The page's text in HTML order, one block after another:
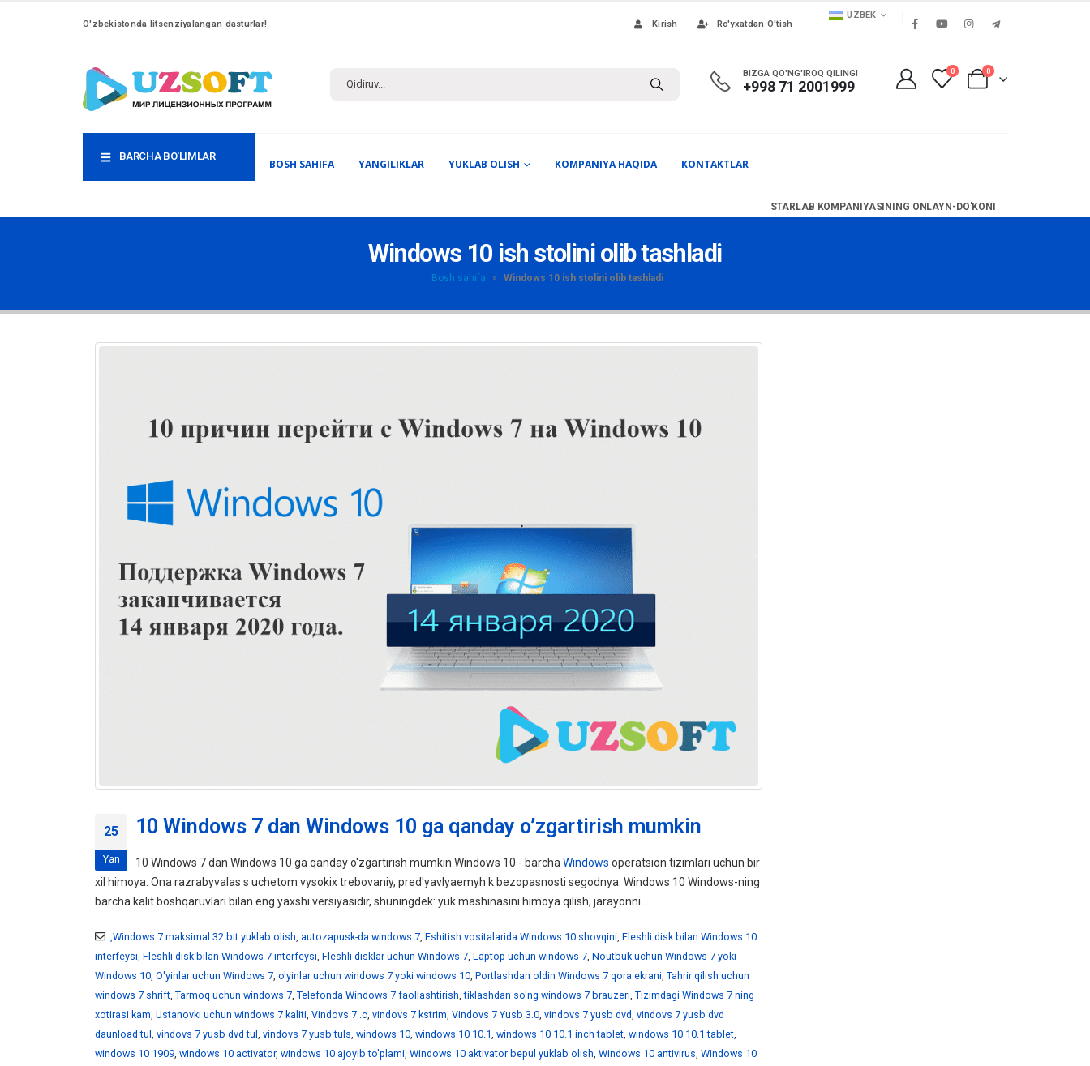
O'zbekistonda litsenziyalangan dasturlar! Kirish Ro'yxatdan O'tish
UZBEK
BIZGA QO'NG'IROQ QILING!
+998 71 2001999
0 0
BARCHA BO'LIMLAR
BOSH SAHIFA YANGILIKLAR YUKLAB OLISH KOMPANIYA HAQIDA KONTAKTLAR
STARLAB KOMPANIYASINING ONLAYN-DO'KONI
Windows 10 ish stolini olib tashladi
Bosh sahifa » Windows 10 ish stolini olib tashladi
25
Yan
10 Windows 7 dan Windows 10 ga qanday o’zgartirish mumkin
10 Windows 7 dan Windows 10 ga qanday o'zgartirish mumkin Windows 10 - barcha Windows operatsion tizimlari uchun bir
xil himoya. Ona razrabyvalas s uchetom vysokix trebovaniy, pred'yavlyaemyh k bezopasnosti segodnya. Windows 10 Windows-ning
barcha kalit boshqaruvlari bilan eng yaxshi versiyasidir, shuningdek: yuk mashinasini himoya qilish, jarayonni...
,Windows 7 maksimal 32 bit yuklab olish, autozapusk-da windows 7, Eshitish vositalarida Windows 10 shovqini, Fleshli disk bilan Windows 10
interfeysi, Fleshli disk bilan Windows 7 interfeysi, Fleshli disklar uchun Windows 7, Laptop uchun windows 7, Noutbuk uchun Windows 7 yoki
Windows 10, O'yinlar uchun Windows 7, o'yinlar uchun windows 7 yoki windows 10, Portlashdan oldin Windows 7 qora ekrani, Tahrir qilish uchun
windows 7 shrift, Tarmoq uchun windows 7, Telefonda Windows 7 faollashtirish,tiklashdan so'ng windows 7 brauzeri, Tizimdagi Windows 7 ning
xotirasi kam, Ustanovki uchun windows 7 kaliti, Vindovs 7 .c, vindovs 7 kstrim, Vindovs 7 Yusb 3.0, vindovs 7 yusb dvd, vindovs 7 yusb dvd
daunload tul , vindovs 7 yusb dvd tul , vindovs 7 yusb tuls, windows 10, windows 10 10.1, windows 10 10.1 inch tablet, windows 10 10.1 tablet,
windows 10 1909, windows 10 activator, windows 10 ajoyib to'plami, Windows 10 aktivator bepul yuklab olish, Windows 10 antivirus, Windows 10